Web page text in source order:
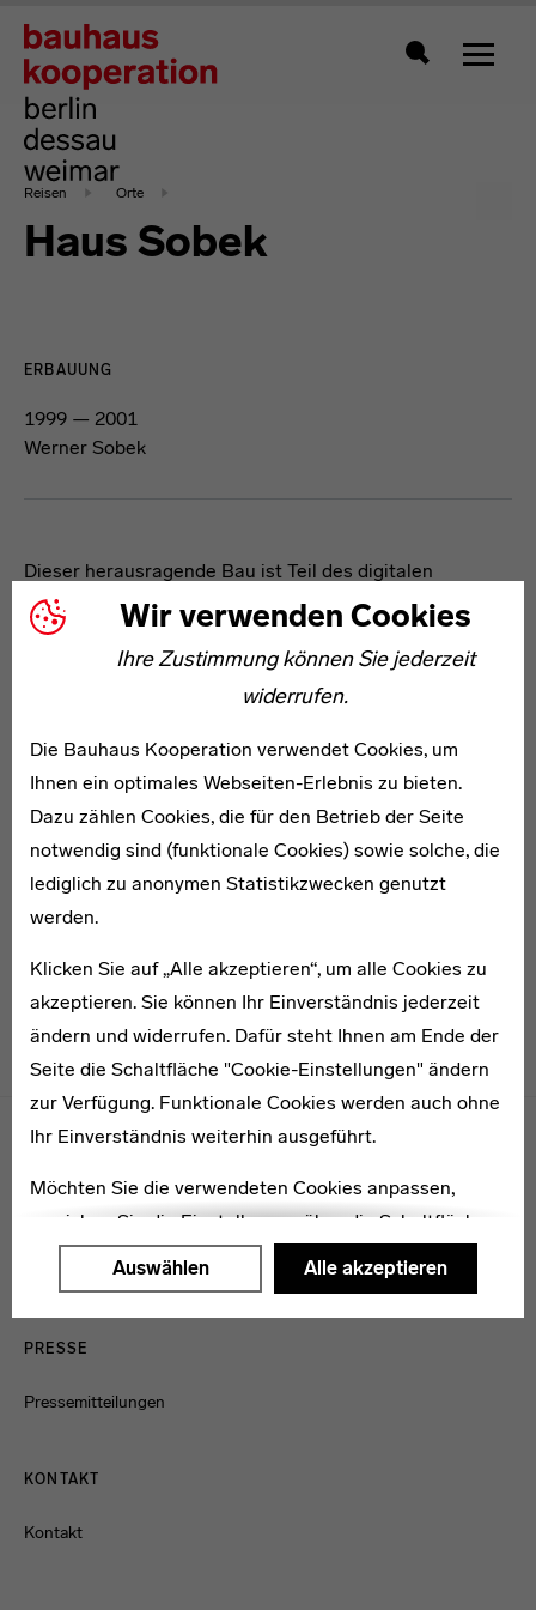
Wir verwenden Cookies
Ihre Zustimmung können Sie jederzeit
widerrufen.
Die Bauhaus Kooperation verwendet Cookies, um
Ihnen ein optimales Webseiten-Erlebnis zu bieten.
Dazu zählen Cookies, die für den Betrieb der Seite
notwendig sind (funktionale Cookies) sowie solche, die
lediglich zu anonymen Statistikzwecken genutzt
werden.
Klicken Sie auf „Alle akzeptieren“, um alle Cookies zu
akzeptieren. Sie können Ihr Einverständnis jederzeit
ändern und widerrufen. Dafür steht Ihnen am Ende der
Seite die Schaltfläche "Cookie-Einstellungen" ändern
zur Verfügung. Funktionale Cookies werden auch ohne
Ihr Einverständnis weiterhin ausgeführt.
Möchten Sie die verwendeten Cookies anpassen,
erreichen Sie die Einstellungen über die Schaltfläche
"Auswählen".
Datenschutzerklärung
Auswählen Alle akzeptieren
Zeigt
Reisen Orte
Haus Sobek
ERBAUUNG
1999 — 2001
Werner Sobek
Dieser herausragende Bau ist Teil des digitalen
Vermittlungsformats „100 Jahre Architekturgeschichte
zwischen 1900 und 2000“, das ab April 2019 auf dieser
Webseite zugänglich sein wird. Der Ort ist nicht Teil der
Grand Tour der Moderne und nicht zugänglich.
Der Objekttext wird derzeit erstellt. Bitte haben Sie
etwas Geduld.
Förderformel
Weitere Bezeichnungen
Menulinks
VERÖFFENTLICHUNGEN
Personen rund ums Bauhaus
Publikationen
PRESSE
Pressemitteilungen
KONTAKT
Kontakt